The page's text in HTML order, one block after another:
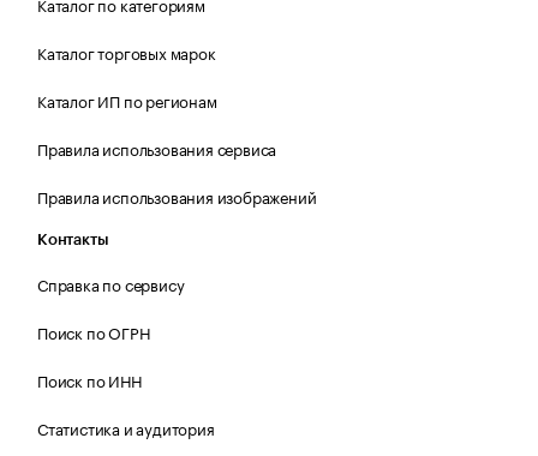
Каталог торговых марок
Каталог ИП по регионам
Правила использования сервиса
Правила использования изображений
Контакты
Справка по сервису
Поиск по ОГРН
Поиск по ИНН
Статистика и аудитория